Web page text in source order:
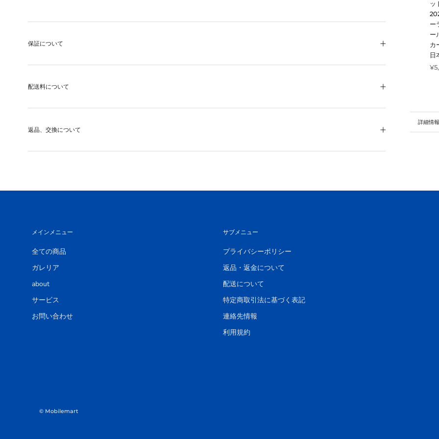
ッ
ー
ー
カ
日
詳細情報
画像を
保証について
配送料について
返品、交換について
メインメニュー
全ての商品
ガレリア
about
サービス
お問い合わせ
サブメニュー
プライバシーポリシー
返品・返金について
配送について
特定商取引法に基づく表記
連絡先情報
利用規約
© Mobilemart